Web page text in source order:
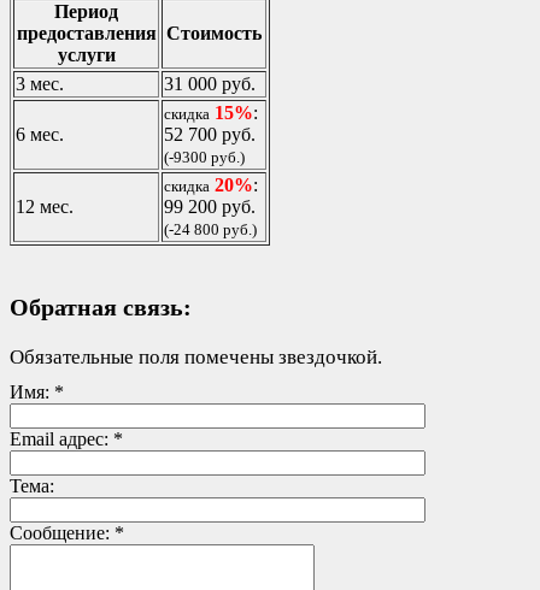
Период
предоставления
услуги
Стоимость
3 мес. 31 000 руб.
6 мес.
скидка 15%:
52 700 руб.
(-9300 руб.)
12 мес.
скидка 20%:
99 200 руб.
(-24 800 руб.)
Обратная связь:
Обязательные поля помечены звездочкой.
Имя: *
Email адрес: *
Тема:
Сообщение: *